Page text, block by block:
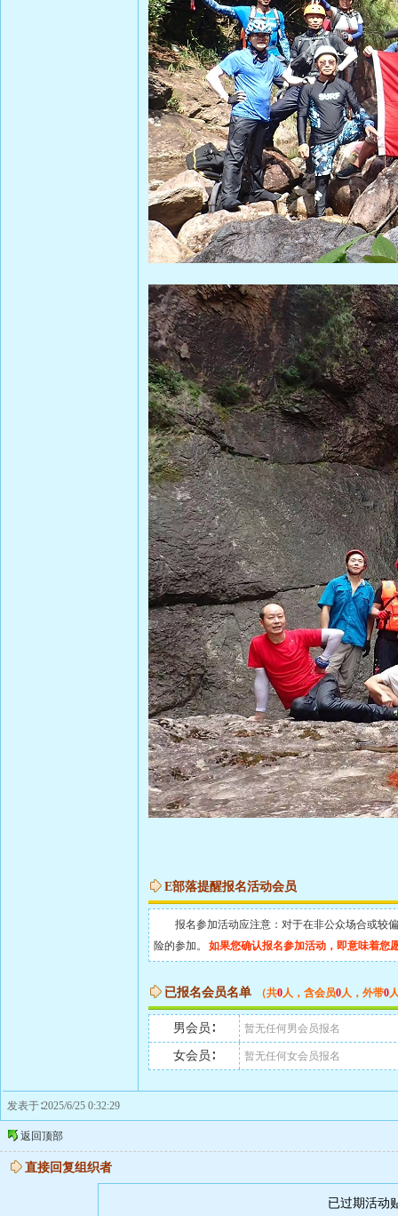
E部落提醒报名活动会员
报名参加活动应注意：对于在非公众场合或较偏
险的参加。
如果您确认报名参加活动，即意味着您
已报名会员名单 （共0人，含会员0人，外带0
男会员∶ 暂无任何男会员报名
女会员∶ 暂无任何女会员报名
发表于∶2025/6/25 0:32:29
返回顶部
直接回复组织者
已过期活动